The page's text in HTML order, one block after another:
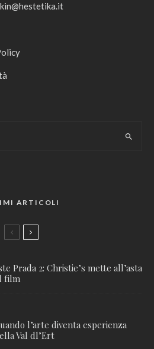
ARTICOLI
Prada 2: Christie’s mette all’asta
film
l’arte diventa esperienza
Val dl’Ert